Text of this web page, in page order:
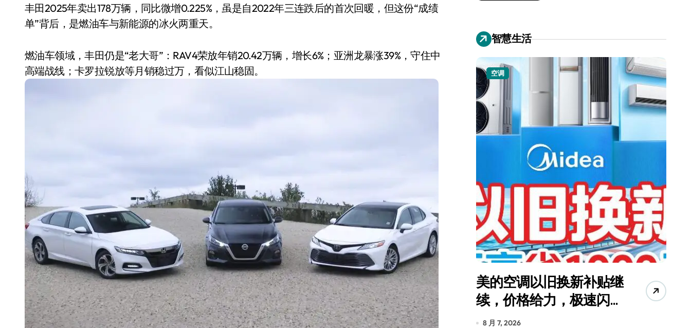
丰田2025年卖出178万辆，同比微增0.225%，虽是自2022年三连跌后的首次回暖，但这份“成绩
单”背后，是燃油车与新能源的冰火两重天。
燃油车领域，丰田仍是“老大哥”：RAV4荣放年销20.42万辆，增长6%；亚洲龙暴涨39%，守住中
高端战线；卡罗拉锐放等月销稳过万，看似江山稳固。
智慧生活
小家电
追觅、石头科技注意：你
们的扫地机已被美国认定
为“战略武器”
7 月 30, 2026
净利润暴跌7.7%，苏泊尔
开始靠“擦边”续命了？
8 月 7, 2026
空调
美的空调以旧换新补贴继
续，价格给力，极速闪
装！
8 月 7, 2026